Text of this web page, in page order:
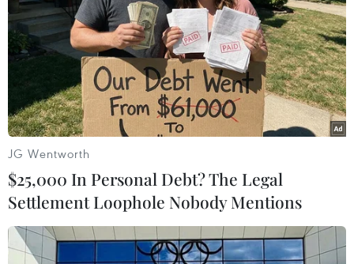
Phiên chợ không mặc cả, bán tất cả các mặt hàng. (Ảnh: Minh
Quyết/TTXVN)
JG Wentworth
$25,000 In Personal Debt? The Legal
Settlement Loophole Nobody Mentions